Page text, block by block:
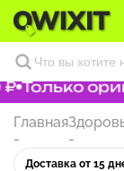
Только
Главная
-
-
Доставка от 15